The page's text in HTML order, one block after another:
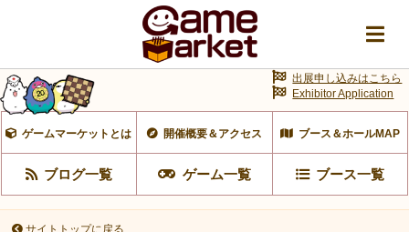
ゲームマーケットとは 開催概要＆アクセス ブース＆ホールMAP
ブログ一覧 ゲーム一覧 ブース一覧
出展申し込みはこちら
Exhibitor Application
サイトトップに戻る